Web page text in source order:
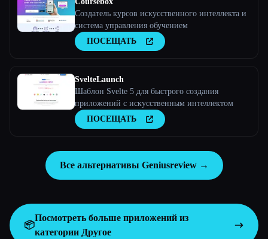
Создатель курсов искусственного интеллекта и
система управления обучением
ПОСЕЩАТЬ
SvelteLaunch
Шаблон Svelte 5 для быстрого создания
приложений с искусственным интеллектом
ПОСЕЩАТЬ
Все альтернативы Geniusreview →
📦
Посмотреть больше приложений из
категории Другое